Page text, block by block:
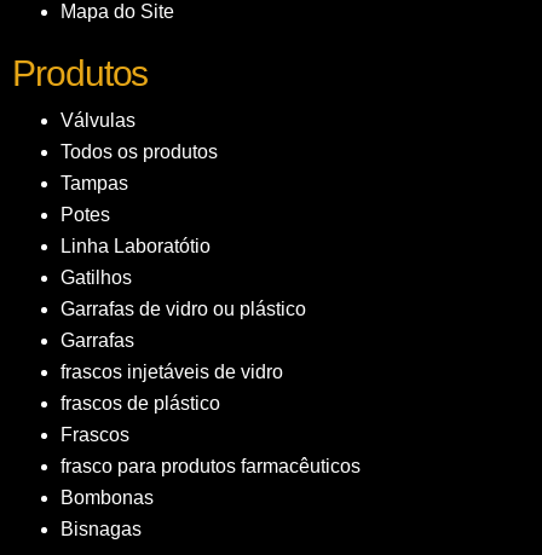
Mapa do Site
Produtos
Válvulas
Todos os produtos
Tampas
Potes
Linha Laboratótio
Gatilhos
Garrafas de vidro ou plástico
Garrafas
frascos injetáveis de vidro
frascos de plástico
Frascos
frasco para produtos farmacêuticos
Bombonas
Bisnagas